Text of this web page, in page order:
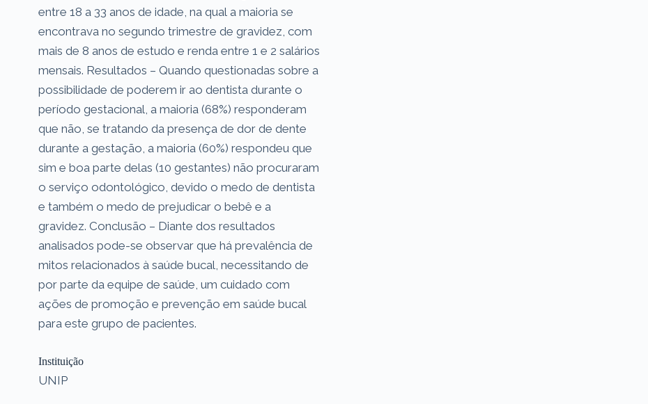
entre 18 a 33 anos de idade, na qual a maioria se
encontrava no segundo trimestre de gravidez, com
mais de 8 anos de estudo e renda entre 1 e 2 salários
mensais. Resultados – Quando questionadas sobre a
possibilidade de poderem ir ao dentista durante o
período gestacional, a maioria (68%) responderam
que não, se tratando da presença de dor de dente
durante a gestação, a maioria (60%) respondeu que
sim e boa parte delas (10 gestantes) não procuraram
o serviço odontológico, devido o medo de dentista
e também o medo de prejudicar o bebê e a
gravidez. Conclusão – Diante dos resultados
analisados pode-se observar que há prevalência de
mitos relacionados à saúde bucal, necessitando de
por parte da equipe de saúde, um cuidado com
ações de promoção e prevenção em saúde bucal
para este grupo de pacientes.
Instituição
UNIP